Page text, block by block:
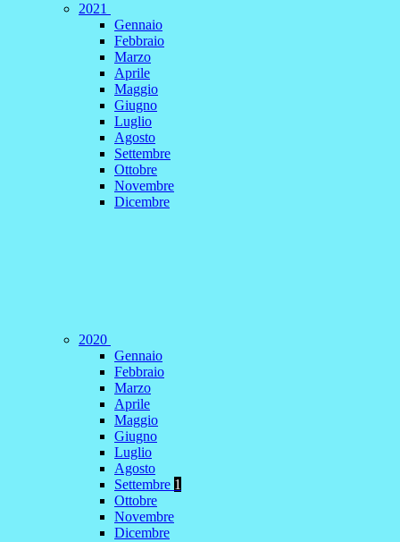
2021
Gennaio
Febbraio
Marzo
Aprile
Maggio
Giugno
Luglio
Agosto
Settembre
Ottobre
Novembre
Dicembre
2020
Gennaio
Febbraio
Marzo
Aprile
Maggio
Giugno
Luglio
Agosto
Settembre 1
Ottobre
Novembre
Dicembre